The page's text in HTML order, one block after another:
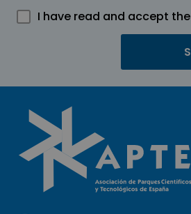
I have read and accept the